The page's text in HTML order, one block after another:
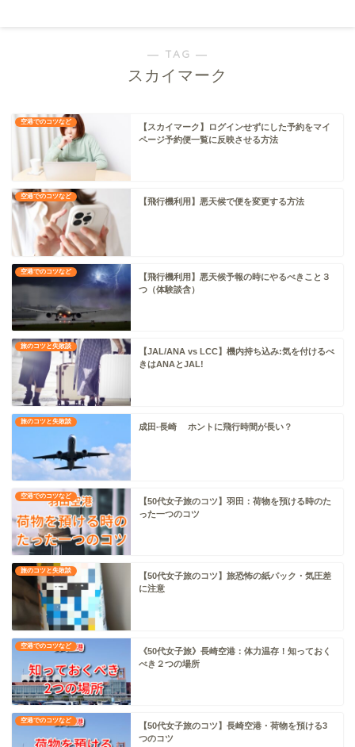
― TAG ―
スカイマーク
空港でのコツなど
【スカイマーク】ログインせずにした予約をマイ
ページ予約便一覧に反映させる方法
空港でのコツなど
【飛行機利用】悪天候で便を変更する方法
空港でのコツなど
【飛行機利用】悪天候予報の時にやるべきこと３
つ（体験談含）
旅のコツと失敗談
【JAL/ANA vs LCC】機内持ち込み:気を付けるべ
きはANAとJAL!
旅のコツと失敗談
成田-長崎 ホントに飛行時間が長い？
空港でのコツなど
【50代女子旅のコツ】羽田：荷物を預ける時のた
った一つのコツ
旅のコツと失敗談
【50代女子旅のコツ】旅恐怖の紙パック・気圧差
に注意
空港でのコツなど
《50代女子旅》長崎空港：体力温存！知っておく
べき２つの場所
空港でのコツなど
【50代女子旅のコツ】長崎空港・荷物を預ける3
つのコツ